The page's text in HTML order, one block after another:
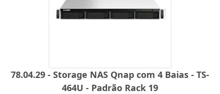
78.04.29 - Storage NAS Qnap com 4 Baias - TS-
464U - Padrão Rack 19